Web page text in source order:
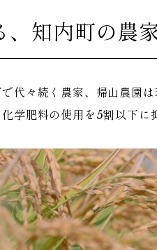
、知内町の農
代々続く農家、帰山農園
学肥料の使用を5割以下に